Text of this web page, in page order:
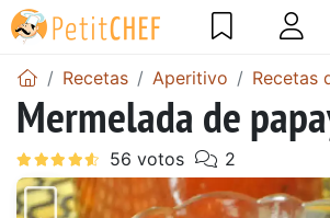
Recetas Aperitivo Recetas
Mermelada de